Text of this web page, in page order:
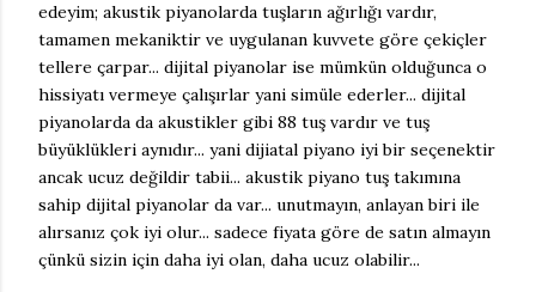
edeyim; akustik piyanolarda tuşların ağırlığı vardır,
tamamen mekaniktir ve uygulanan kuvvete göre çekiçler
tellere çarpar... dijital piyanolar ise mümkün olduğunca o
hissiyatı vermeye çalışırlar yani simüle ederler... dijital
piyanolarda da akustikler gibi 88 tuş vardır ve tuş
büyüklükleri aynıdır... yani dijiatal piyano iyi bir seçenektir
ancak ucuz değildir tabii... akustik piyano tuş takımına
sahip dijital piyanolar da var... unutmayın, anlayan biri ile
alırsanız çok iyi olur... sadece fiyata göre de satın almayın
çünkü sizin için daha iyi olan, daha ucuz olabilir...